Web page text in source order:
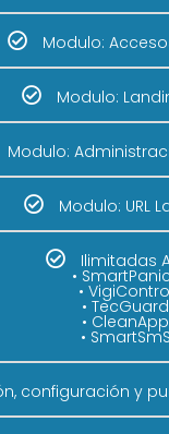
Modulo:
Modulo:
Modulo:
Modulo: URL
Ilimitadas
•
•
• TecGuard
• CleanApp
• SmartSmS
configuración y